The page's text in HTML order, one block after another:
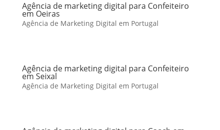
Agência de marketing digital para Confeiteiro
em Oeiras
Agência de Marketing Digital em Portugal
Agência de marketing digital para Confeiteiro
em Seixal
Agência de Marketing Digital em Portugal